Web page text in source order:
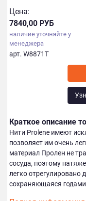
Цена:
7840,00 РУБ
наличие уточняйте у
менеджера
арт. W8871T
Краткое описание
Нити Prolene имеют
позволяет им очень
материал Пролен не
сосуда, поэтому
легко отрегулировано
сохраняющаяся